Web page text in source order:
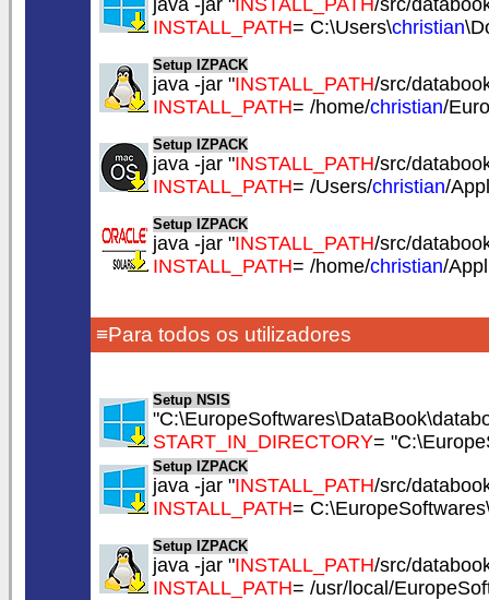
java -jar "INSTALL_PATH/src/
INSTALL_PATH= C:\Users\christian
Setup IZPACK
java -jar "INSTALL_PATH/src/
INSTALL_PATH= /home/christian/
Setup IZPACK
java -jar "INSTALL_PATH/src/
INSTALL_PATH= /Users/christian/
Setup IZPACK
java -jar "INSTALL_PATH/src/
INSTALL_PATH= /home/christian/
≡Para todos os utilizadores
Setup NSIS
START_IN_DIRECTORY=
Setup IZPACK
java -jar "INSTALL_PATH/src/
INSTALL_PATH=
Setup IZPACK
java -jar "INSTALL_PATH/src/
INSTALL_PATH= /usr/local/